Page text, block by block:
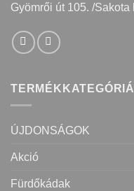
Gyömrői út 105. /
ÚJDONSÁGOK
Akció
Fürdőkádak